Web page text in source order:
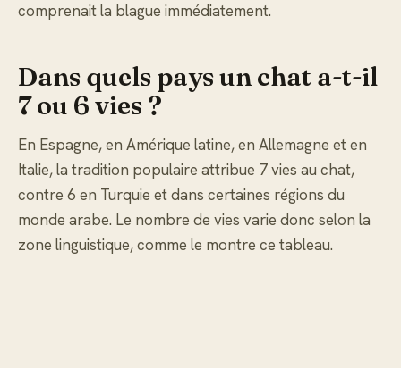
comprenait la blague immédiatement.
Dans quels pays un chat a-t-il
7 ou 6 vies ?
En Espagne, en Amérique latine, en Allemagne et en
Italie, la tradition populaire attribue 7 vies au chat,
contre 6 en Turquie et dans certaines régions du
monde arabe. Le nombre de vies varie donc selon la
zone linguistique, comme le montre ce tableau.